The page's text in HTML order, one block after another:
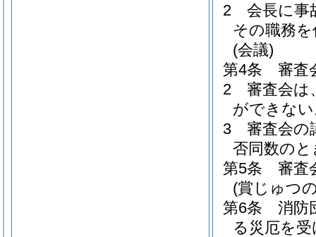
2
会長に事
その職務
(会議)
第4条
審査
2
審査会は
ができな
3
審査会の
否同数の
第5条
審査
(賞じゅつ
第6条
消防
る災厄を